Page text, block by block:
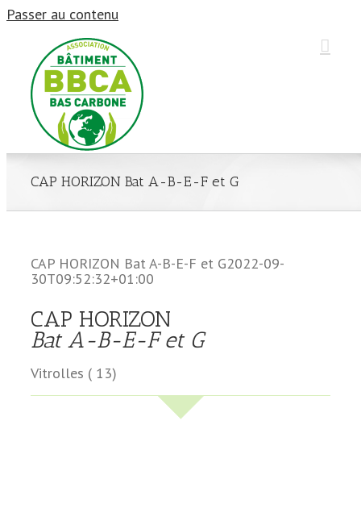
Passer au contenu
CAP HORIZON Bat A-B-E-F et G
CAP HORIZON Bat A-B-E-F et G2022-09-
30T09:52:32+01:00
CAP HORIZON
Bat A-B-E-F et G
Vitrolles ( 13)